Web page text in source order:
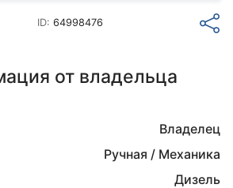
ID:64998476
от владельца
Владелец
Ручная / Механика
Дизель